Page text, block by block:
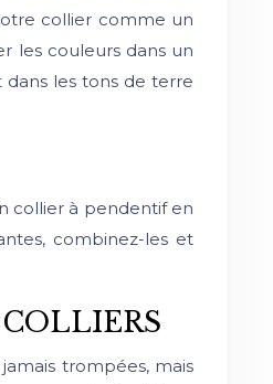
collier comme un
les couleurs dans un
dans les tons de terre
collier à pendentif en
combinez-les et
trompées, mais